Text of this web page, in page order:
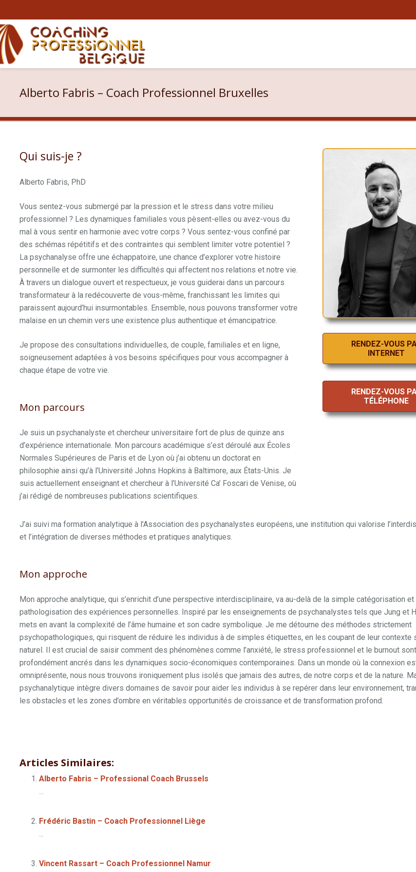
Alberto Fabris – Coach Professionnel Bruxelles
Qui suis-je ?
Alberto Fabris, PhD
Vous sentez-vous submergé par la pression et le stress dans votre milieu
professionnel ? Les dynamiques familiales vous pèsent-elles ou avez-vous du
mal à vous sentir en harmonie avec votre corps ? Vous sentez-vous confiné par
des schémas répétitifs et des contraintes qui semblent limiter votre potentiel ?
La psychanalyse offre une échappatoire, une chance d’explorer votre histoire
personnelle et de surmonter les difficultés qui affectent nos relations et notre vie.
À travers un dialogue ouvert et respectueux, je vous guiderai dans un parcours
transformateur à la redécouverte de vous-même, franchissant les limites qui
paraissent aujourd’hui insurmontables. Ensemble, nous pouvons transformer votre
malaise en un chemin vers une existence plus authentique et émancipatrice.
Je propose des consultations individuelles, de couple, familiales et en ligne,
soigneusement adaptées à vos besoins spécifiques pour vous accompagner à
chaque étape de votre vie.
Mon parcours
Je suis un psychanalyste et chercheur universitaire fort de plus de quinze ans
d’expérience internationale. Mon parcours académique s’est déroulé aux Écoles
Normales Supérieures de Paris et de Lyon où j’ai obtenu un doctorat en
philosophie ainsi qu’à l’Université Johns Hopkins à Baltimore, aux États-Unis. Je
suis actuellement enseignant et chercheur à l’Université Ca’ Foscari de Venise, où
j’ai rédigé de nombreuses publications scientifiques.
RENDEZ-VOUS
INTERNET
RENDEZ-VOUS
TÉLÉPHONE
J’ai suivi ma formation analytique à l’Association des psychanalystes européens, une institution qui valorise
et l’intégration de diverses méthodes et pratiques analytiques.
Mon approche
Mon approche analytique, qui s’enrichit d’une perspective interdisciplinaire, va au-delà de la simple catégorisation et
pathologisation des expériences personnelles. Inspiré par les enseignements de psychanalystes tels que Jung et
mets en avant la complexité de l’âme humaine et son cadre symbolique. Je me détourne des méthodes strictement
psychopathologiques, qui risquent de réduire les individus à de simples étiquettes, en les coupant de leur contexte
naturel. Il est crucial de saisir comment des phénomènes comme l’anxiété, le stress professionnel et le burnout sont
profondément ancrés dans les dynamiques socio-économiques contemporaines. Dans un monde où la connexion
omniprésente, nous nous trouvons ironiquement plus isolés que jamais des autres, de notre corps et de la nature.
psychanalytique intègre divers domaines de savoir pour aider les individus à se repérer dans leur environnement,
les obstacles et les zones d’ombre en véritables opportunités de croissance et de transformation profond.
Articles Similaires:
Alberto Fabris – Professional Coach Brussels
...
Frédéric Bastin – Coach Professionnel Liège
...
Vincent Rassart – Coach Professionnel Namur